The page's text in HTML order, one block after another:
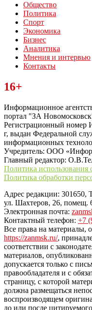
Общество
Политика
Спорт
Экономика
Бизнес
Аналитика
Мнения и интервью
Контакты
Читайте последние
“ЗаНовомосковск”
16+
Информационное
портал "ЗА
Регистрационный номер
г, выдан Федеральной
информационных
Учредитель: ООО
Главный редактор:
Политика использования
Политика обработки
Адрес редакции: 301650,
ул. Шахтеров, 26, помещ.
Электронная почта:
Контактный телефон: +7
Все права на материалы,
https://zanmsk.ru/,
соответствии с
материалов,
допускается только с
правообладателя и с
страницу, с которой
должна размещаться
воспроизводящем
до или после